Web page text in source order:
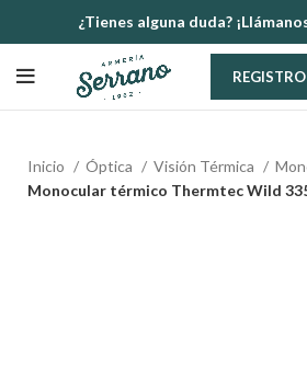
¿Tienes alguna duda?
REGISTRO
Inicio Óptica Visión Térmica
Monocular térmico Thermtec Wild